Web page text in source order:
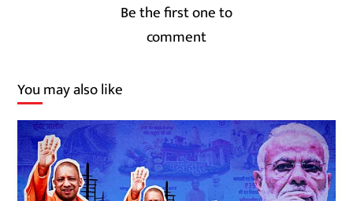
Be the first one to
comment
You may also like